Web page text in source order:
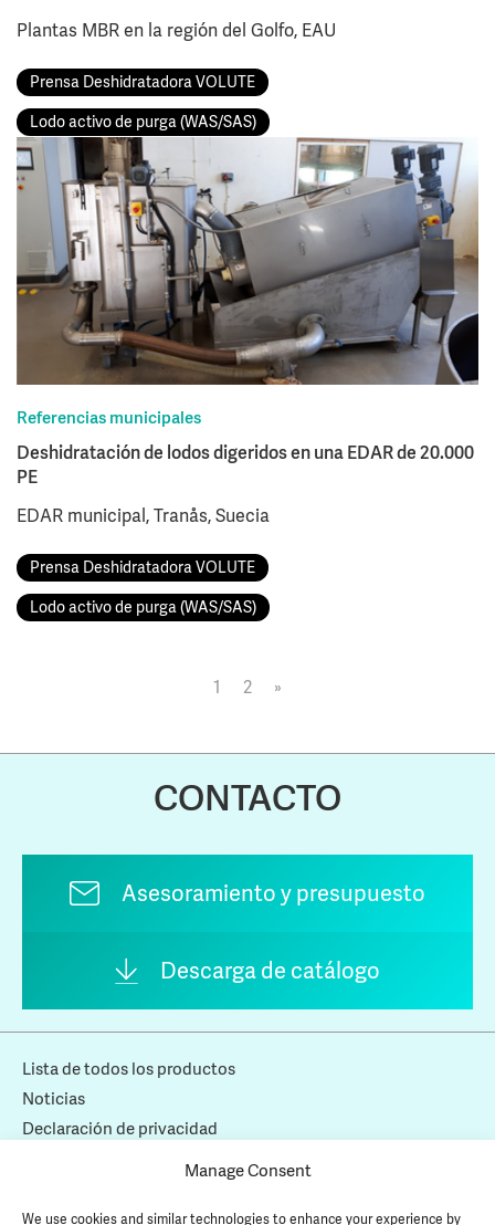
Manage Consent
We use cookies and similar technologies to enhance your experience by
Plantas MBR en la región del Golfo, EAU
Prensa Deshidratadora VOLUTE
Lodo activo de purga (WAS/SAS)
Referencias municipales
Deshidratación de lodos digeridos en una EDAR de 20.000
PE
EDAR municipal, Tranås, Suecia
Prensa Deshidratadora VOLUTE
Lodo activo de purga (WAS/SAS)
1 2 »
CONTACTO
Asesoramiento y presupuesto
Descarga de catálogo
Lista de todos los productos
Noticias
Declaración de privacidad
Copyright © 2026 AMCON Europe s.r.o. Todos los derechos